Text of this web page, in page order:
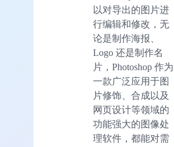
以对导出的图片进
行编辑和修改，无
论是制作海报、
Logo 还是制作名
片，Photoshop 作为
一款广泛应用于图
片修饰、合成以及
网页设计等领域的
功能强大的图像处
理软件，都能对需